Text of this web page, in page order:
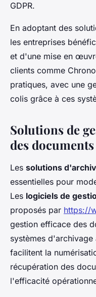
GDPR.
En adoptant des
les entreprises
et d'une mise en
clients comme
pratiques, avec une
colis grâce à ces
Solutions de
des
Les solutions
essentielles pour
Les logiciels de
proposés par https://
gestion efficace des
systèmes
facilitent la
récupération des
l'efficacité